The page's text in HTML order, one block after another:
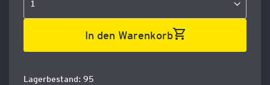
In den Warenkorb
Lagerbestand: 95